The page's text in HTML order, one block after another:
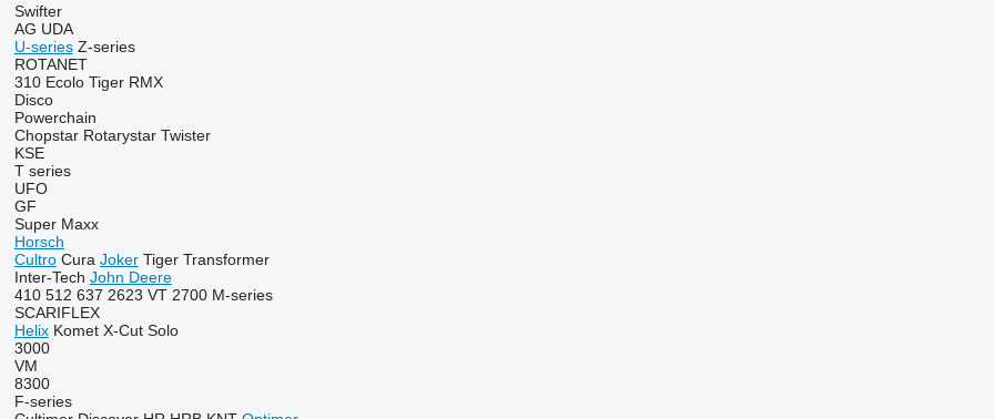
Swifter
AG UDA
U-series Z-series
ROTANET
310 Ecolo Tiger RMX
Disco
Powerchain
Chopstar Rotarystar Twister
KSE
T series
UFO
GF
Super Maxx
Horsch
Cultro Cura Joker Tiger Transformer
Inter-Tech John Deere
410 512 637 2623 VT 2700 M-series
SCARIFLEX
Helix Komet X-Cut Solo
3000
VM
8300
F-series